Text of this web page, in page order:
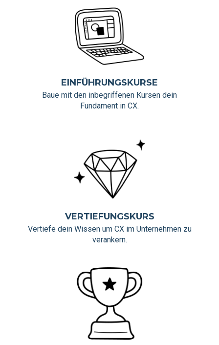
EINFÜHRUNGSKURSE
Baue mit den inbegriffenen Kursen dein
Fundament in CX.
VERTIEFUNGSKURS
Vertiefe dein Wissen um CX im Unternehmen zu
verankern.